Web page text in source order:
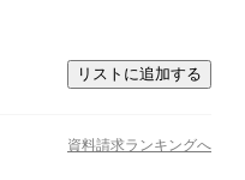
リストに追加する
資料請求ランキングへ